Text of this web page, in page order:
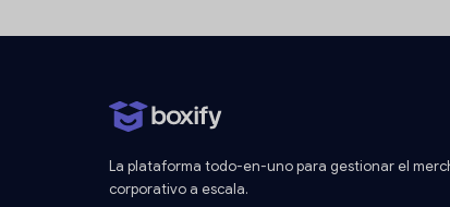
La plataforma todo-en-uno para gestionar el
corporativo a escala.